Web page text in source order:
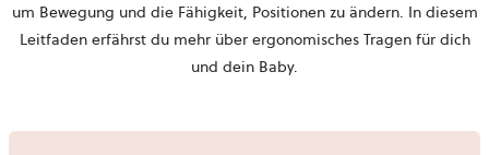
um Bewegung und die Fähigkeit, Positionen zu ändern. In diesem
Leitfaden erfährst du mehr über ergonomisches Tragen für dich
und dein Baby.